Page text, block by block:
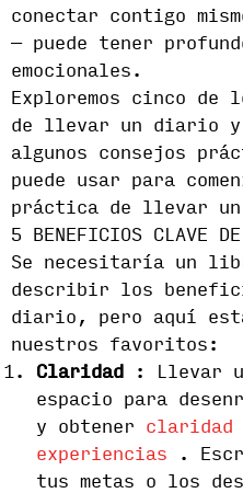
conectar contigo
— puede tener
emocionales.
Exploremos cinco de
de llevar un diario y
algunos consejos
puede usar para
práctica de llevar
5 BENEFICIOS CLAVE
Se necesitaría un
describir los
diario, pero aquí
nuestros favoritos:
Claridad
: Llevar
espacio para
y obtener claridad
experiencias .
tus metas o los